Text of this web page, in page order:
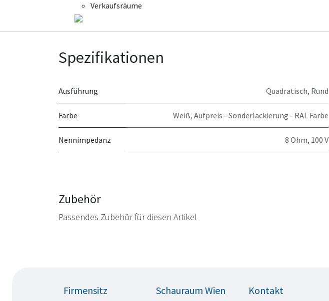
Verkaufsräume
Spezifikationen
Ausführung Quadratisch, Rund
Farbe Weiß, Aufpreis - Sonderlackierung - RAL Farbe
Nennimpedanz 8 Ohm, 100 V
Zubehör
Passendes Zubehör für diesen Artikel
Firmensitz Schauraum Wien Kontakt